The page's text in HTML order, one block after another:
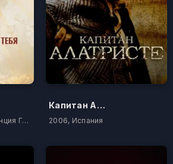
2006, Швейцария Франция Германия Лихтенштейн
Капитан Алатристе
2006, Испания